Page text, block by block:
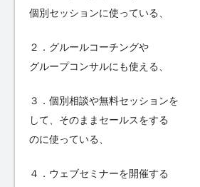
個別セッションに使っている、
２．グルールコーチングや
グループコンサルにも使える、
３．個別相談や無料セッションを
して、そのままセールスをする
のに使っている、
４．ウェブセミナーを開催する